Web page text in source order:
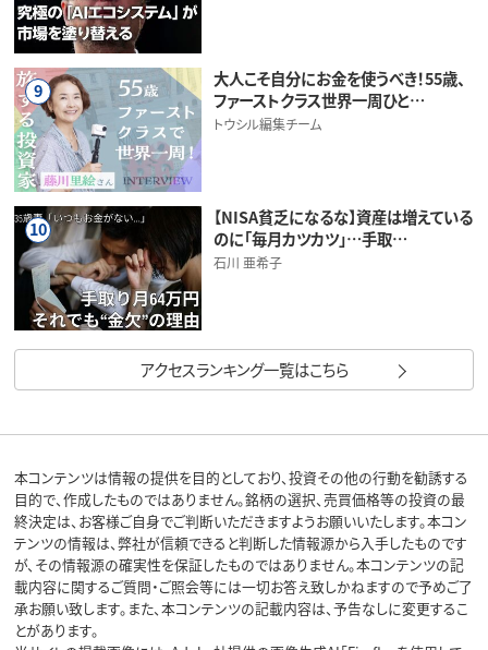
9
大人こそ自分にお金を使うべき！55歳、
ファーストクラス世界一周ひと…
トウシル編集チーム
10
【NISA貧乏になるな】資産は増えている
のに「毎月カツカツ」…手取…
石川 亜希子
アクセスランキング一覧はこちら
本コンテンツは情報の提供を目的としており、投資その他の行動を勧誘する
目的で、作成したものではありません。銘柄の選択、売買価格等の投資の最
終決定は、お客様ご自身でご判断いただきますようお願いいたします。本コン
テンツの情報は、弊社が信頼できると判断した情報源から入手したものです
が、その情報源の確実性を保証したものではありません。本コンテンツの記
載内容に関するご質問・ご照会等には一切お答え致しかねますので予めご了
承お願い致します。また、本コンテンツの記載内容は、予告なしに変更するこ
とがあります。